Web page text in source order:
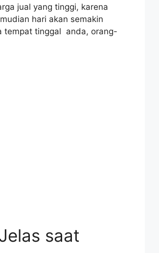
jual yang tinggi, karena
hari akan semakin
tempat tinggal anda, orang-
saat